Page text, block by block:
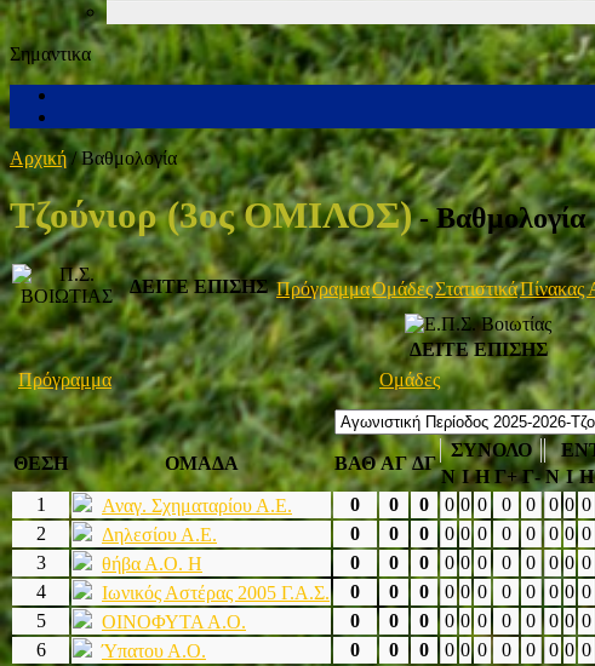
Σημαντικα
Αρχική/Βαθμολογία
Τζούνιορ (3ος ΟΜΙΛΟΣ)- Βαθμολογία
ΔΕΙΤΕ ΕΠΙΣΗΣ ΠρόγραμμαΟμάδεςΣτατιστικάΠίνακας
ΔΕΙΤΕ ΕΠΙΣΗΣ
Πρόγραμμα
Ομάδες
ΘΕΣΗ ΟΜΑΔΑ ΒΑΘ ΑΓ ΔΓ
ΣΥΝΟΛΟ
Ν Ι Η Γ+ Γ- Ν Ι Η
1
Αναγ. Σχηματαρίου Α.Ε. 0 0 0 0 0 0 0 0 0 0 0
2
Δηλεσίου Α.Ε. 0 0 0 0 0 0 0 0 0 0 0
3
θήβα Α.Ο. Η 0 0 0 0 0 0 0 0 0 0 0
4
Ιωνικός Αστέρας 2005 Γ.Α.Σ. 0 0 0 0 0 0 0 0 0 0 0
5
ΟΙΝΟΦΥΤΑ Α.Ο. 0 0 0 0 0 0 0 0 0 0 0
6
Ύπατου Α.Ο. 0 0 0 0 0 0 0 0 0 0 0